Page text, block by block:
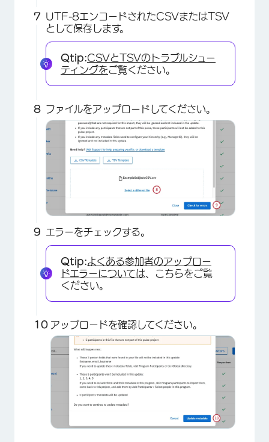
×
UTF-8エンコードされたCSVまたはTSV
として保存します。
Qtip:CSVとTSVのトラブルシュー
ティングをご覧ください。
ファイルをアップロードしてください。
エラーをチェックする。
Qtip:よくある参加者のアップロー
ドエラーについては 、こちらをご覧
ください。
アップロードを確認してください。